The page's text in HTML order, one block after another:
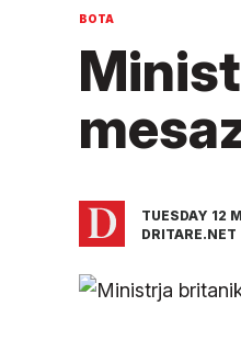
BOTA
TUESDAY 12
DRITARE.NET